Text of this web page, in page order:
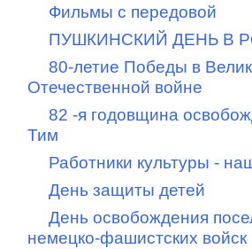
Фильмы с передовой
ПУШКИНСКИЙ ДЕНЬ В
80-летие Победы в
Отечественной войне
82 -я годовщина
Тим
Работники культуры -
День защиты детей
День освобождения
немецко-фашистских войск